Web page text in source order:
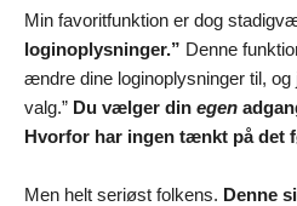
Min favoritfunktion er dog
loginoplysninger.” Denne
ændre dine loginoplysninger til, og
valg.” Du vælger din egen
Hvorfor har ingen tænkt på det
Men helt seriøst folkens. Denne